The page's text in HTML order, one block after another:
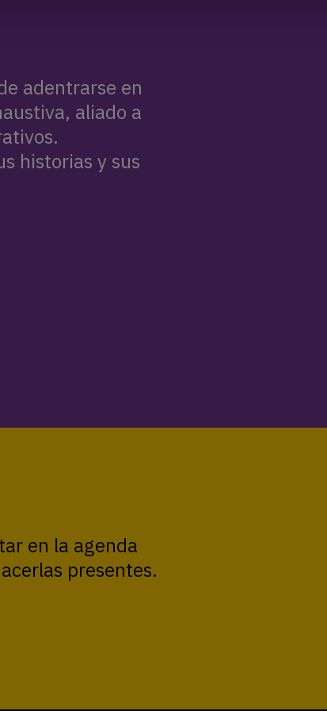
adentrarse en
aliado a
historias y sus
en la agenda
presentes.